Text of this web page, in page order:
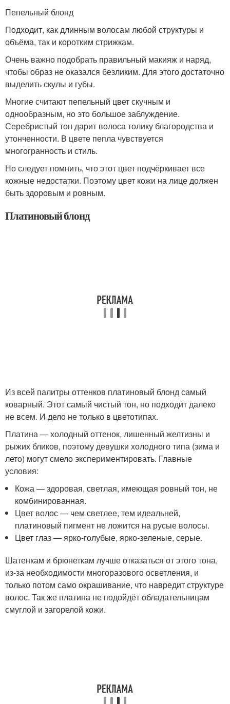
Пепельный блонд
Подходит, как длинным волосам любой структуры и
объёма, так и коротким стрижкам.
Очень важно подобрать правильный макияж и наряд,
чтобы образ не оказался безликим. Для этого достаточно
выделить скулы и губы.
Многие считают пепельный цвет скучным и
однообразным, но это большое заблуждение.
Серебристый тон дарит волоса толику благородства и
утонченности. В цвете пепла чувствуется
многогранность и стиль.
Но следует помнить, что этот цвет подчёркивает все
кожные недостатки. Поэтому цвет кожи на лице должен
быть здоровым и ровным.
Платиновый блонд
Из всей палитры оттенков платиновый блонд самый
коварный. Этот самый чистый тон, но подходит далеко
не всем. И дело не только в цветотипах.
Платина — холодный оттенок, лишенный желтизны и
рыжих бликов, поэтому девушки холодного типа (зима и
лето) могут смело экспериментировать. Главные
условия:
Кожа — здоровая, светлая, имеющая ровный тон, не
комбинированная.
Цвет волос — чем светлее, тем идеальней,
платиновый пигмент не ложится на русые волосы.
Цвет глаз — ярко-голубые, ярко-зеленые, серые.
Шатенкам и брюнеткам лучше отказаться от этого тона,
из-за необходимости многоразового осветления, и
только потом само окрашивание, что навредит структуре
волос. Так же платина не подойдёт обладательницам
смуглой и загорелой кожи.